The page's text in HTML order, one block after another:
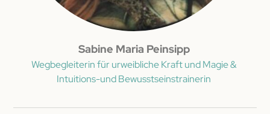
Sabine Maria Peinsipp
Wegbegleiterin für urweibliche Kraft und Magie &
Intuitions-und Bewusstseinstrainerin